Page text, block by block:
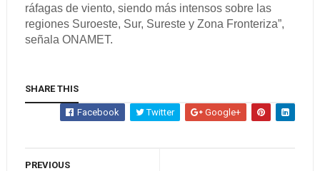
ráfagas de viento, siendo más intensos sobre las
regiones Suroeste, Sur, Sureste y Zona Fronteriza”,
señala ONAMET.
SHARE THIS
Facebook Twitter Google+
PREVIOUS